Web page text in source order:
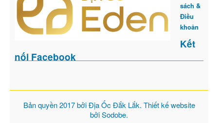
sách &
Điều
khoản
Kết
nối Facebook
Bản quyền 2017 bởiĐịa Ốc Đắk Lắk. Thiết kế website
bởiSodobe.